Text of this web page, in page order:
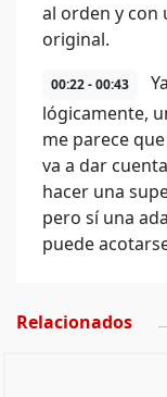
al orden y con
original.
00:22 - 00:43
lógicamente,
me parece
va a dar
hacer una
pero sí una
puede
Relacionados